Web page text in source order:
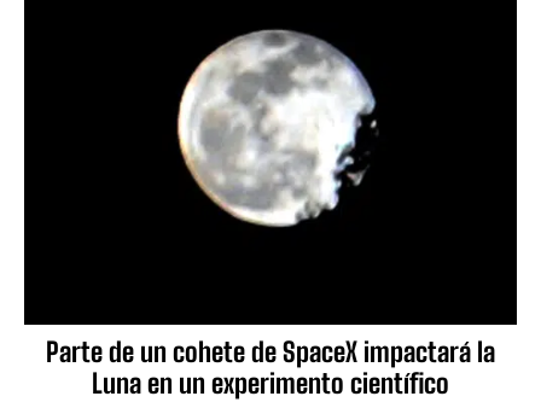
Parte de un cohete de SpaceX impactará la
Luna en un experimento científico